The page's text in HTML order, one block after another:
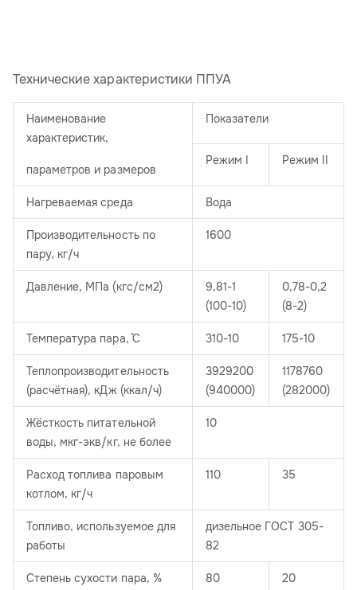
Технические характеристики ППУА
Наименование
характеристик,
параметров и размеров
Показатели
Режим I Режим II
Нагреваемая среда Вода
Производительность по
пару, кг/ч
1600
Давление, МПа (кгс/см2)
9,81-1
(100-10)
0,78-0,2
(8-2)
Температура пара, ̊C 310-10 175-10
Теплопроизводительность
(расчётная), кДж (ккал/ч)
3929200
(940000)
1178760
(282000)
Жёсткость питательной
воды, мкг-экв/кг, не более
10
Расход топлива паровым
котлом, кг/ч
110 35
Топливо, используемое для
работы
дизельное ГОСТ 305-
82
Степень сухости пара, % 80 20